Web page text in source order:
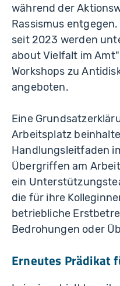
während der
Rassismus
seit 2023 werden
about Vielfalt im
Workshops zu
angeboten.
Eine
Arbeitsplatz
Handlungsleitfaden
Übergriffen am
ein
die für ihre
betriebliche
Bedrohungen oder
Erneutes Prädikat